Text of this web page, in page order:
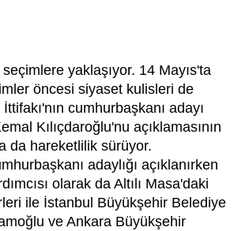
yaklaşıyor. 14 Mayıs'ta
öncesi siyaset kulisleri de
cumhurbaşkanı adayı
Kılıçdaroğlu'nu açıklamasının
da hareketlilik sürüyor.
adaylığı açıklanırken
olarak da Altılı Masa'daki
ile İstanbul Büyükşehir Belediye
ve Ankara Büyükşehir